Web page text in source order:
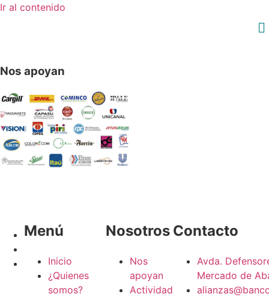
Ir al contenido
Nos apoyan
Menú
Inicio
¿Quienes
somos?
Nosotros
Nos
apoyan
Actividad
Contacto
Avda.
Mercado de